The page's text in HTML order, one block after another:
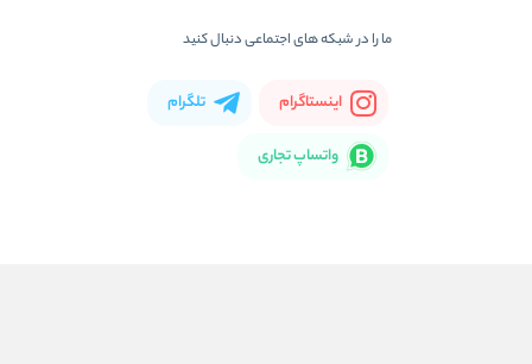
ما را در شبکه های اجتماعی دنبال کنید
اینستاگرام تلگرام
واتساپ تجاری